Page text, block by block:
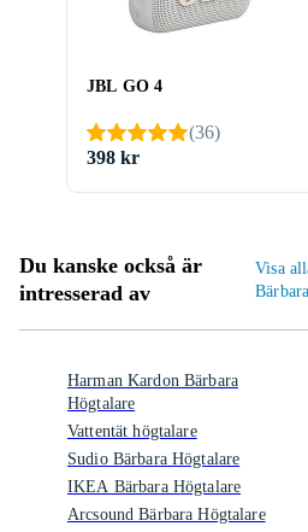
JBL GO 4
(36)
398 kr
Du kanske också är
intresserad av
Visa
Harman Kardon Bärbara
Högtalare
Vattentät högtalare
Sudio Bärbara Högtalare
IKEA Bärbara Högtalare
Arcsound Bärbara Högtalare